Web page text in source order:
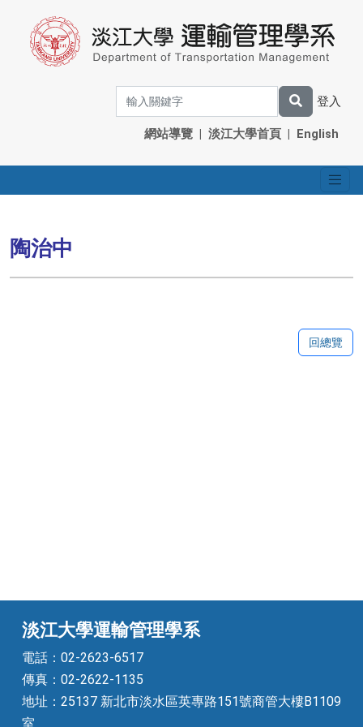
登入
網站導覽 | 淡江大學首頁 | English
陶治中
回總覽
淡江大學運輸管理學系
電話：02-2623-6517
傳真：02-2622-1135
地址：25137 新北市淡水區英專路151號商管大樓B1109
室